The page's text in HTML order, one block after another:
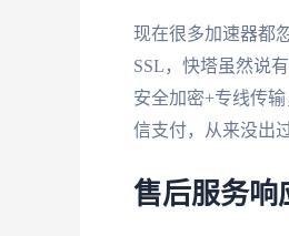
现在很多加速器都
SSL，快塔虽然说
安全加密+专线传
信支付，从来没出
售后服务响